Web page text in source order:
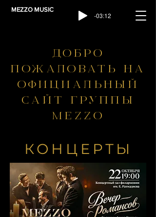
MEZZO MUSIC
-03:12
ДОБРО
ПОЖАЛОВАТЬ НА
ОФИЦИАЛЬНЫЙ
САЙТ ГРУППЫ
MEZZO
КОНЦЕРТЫ